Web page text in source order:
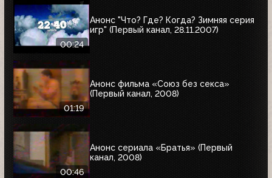
00:24
Анонс "Что? Где? Когда? Зимняя серия
игр" (Первый канал, 28.11.2007)
01:19
Анонс фильма «Союз без секса»
(Первый канал, 2008)
00:46
Анонс сериала «Братья» (Первый
канал, 2008)